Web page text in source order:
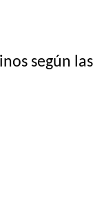
según las